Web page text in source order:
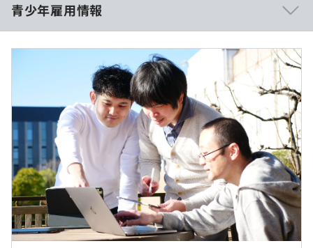
発や新しい技術を用いた開発など、エンジニアとしてワク
ワクするような・成長できるような経験をどんどん積み重
ねることが可能です。
顧客に喜ばれるサービス開発に携わりながら顧客視点・経
営視点を身に付けられるほか、いろいろなキャリアを選択
できます。
《スキルアップ例》
★実際過去には社内にノウハウはありませんでしたが、社
員がビッグデータやAIの研究・開発をおこない、画像自動
認識機能として製品へ導入した事例や入社1カ月のインサ
イドセールス未経験の社員を抜擢し、インサイドセールス
チームの立ち上げを一任した事例もあります。
転勤なし／リモート勤務相談可（原則出社。社内規定あ
り）
■賃金の決定方法：当社規定により決定
■月給：270,000円（固定残業代を含む）
・基本給：205,000円
・固定残業代：65,000円／月40時間分（超過分は別途支
※年功序列なし／給与は実力や貢献に応じて柔軟に上がり
ます。
（※想定年収は年収提示額を保証するものではありません）
青少年雇用情報
過去３年間の新卒採用者数・離職者数
前年度 採用者数2人 離職者数0人
2年度前 採用者数1人 離職者数0人
3年度前 採用者数0人 離職者数0人
過去３年間の新卒採用者数の男女別人数
前年度 男性1人 女性0人
2年度前 男性2人 女性0人
3年度前 男性1人 女性0人